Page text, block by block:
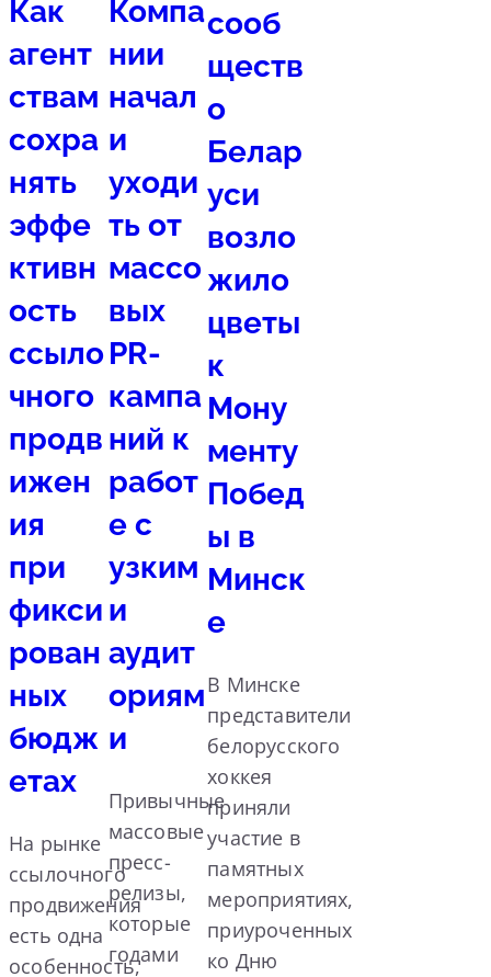
Как
агент
ствам
сохра
нять
эффе
ктивн
ость
ссыло
чного
продв
ижен
ия
при
фикси
рован
ных
бюдж
етах
На рынке
ссылочного
продвижения
есть одна
особенность,
Компа
нии
начал
и
уходи
ть от
массо
вых
PR-
кампа
ний к
работ
е с
узким
и
аудит
ориям
и
Привычные
массовые
пресс-
релизы,
которые
годами
сооб
ществ
о
Белар
уси
возло
жило
цветы
к
Мону
менту
Побед
ы в
Минск
е
В Минске
представители
белорусского
хоккея
приняли
участие в
памятных
мероприятиях,
приуроченных
ко Дню